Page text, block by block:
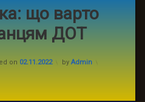
що варто
ДОТ
on 02.11.2022 by Admin